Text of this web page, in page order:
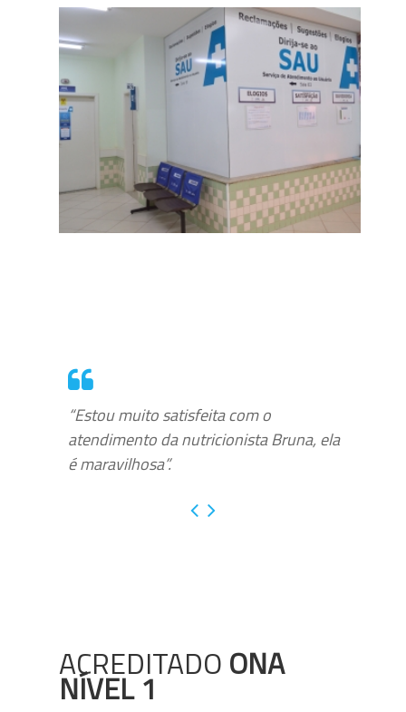
“Estou muito satisfeita com o
atendimento da nutricionista Bruna, ela
é maravilhosa”.
ACREDITADO ONA
NÍVEL 1